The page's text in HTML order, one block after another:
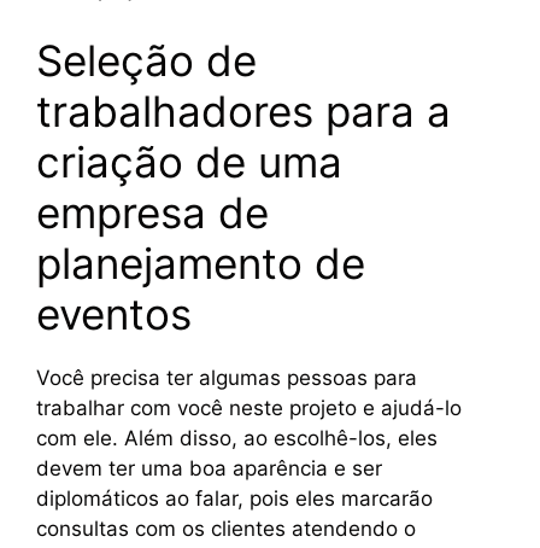
Seleção de
trabalhadores para a
criação de uma
empresa de
planejamento de
eventos
Você precisa ter algumas pessoas para
trabalhar com você neste projeto e ajudá-lo
com ele. Além disso, ao escolhê-los, eles
devem ter uma boa aparência e ser
diplomáticos ao falar, pois eles marcarão
consultas com os clientes atendendo o